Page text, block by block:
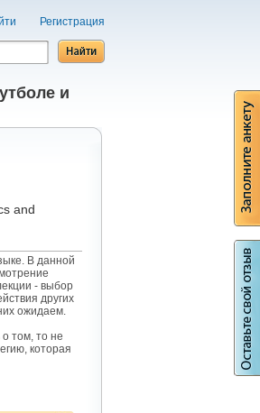
Регистрация
и
and
В данной
- выбор
других
ожидаем.
том, то не
которая